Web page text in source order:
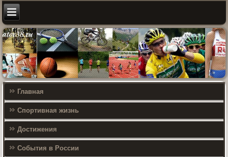
Главная
Спортивная жизнь
Достижения
События в России